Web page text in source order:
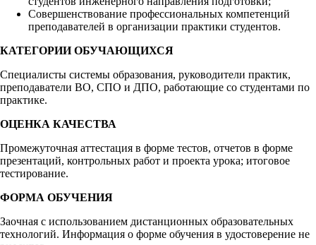
Совершенствование профессиональных компетенций
преподавателей в организации практики студентов.
КАТЕГОРИИ ОБУЧАЮЩИХСЯ
Специалисты системы образования, руководители практик,
преподаватели ВО, СПО и ДПО, работающие со студентами по
практике.
ОЦЕНКА КАЧЕСТВА
Промежуточная аттестация в форме тестов, отчетов в форме
презентаций, контрольных работ и проекта урока; итоговое
тестирование.
ФОРМА ОБУЧЕНИЯ
Заочная с использованием дистанционных образовательных
технологий. Информация о форме обучения в удостоверение не